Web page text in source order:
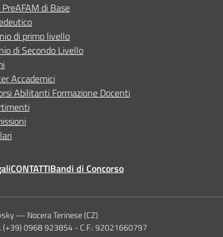
PreAFAM di Base
di primo livello
di Secondo Livello
Accademici
Abilitanti Formazione Docenti
CONTATTIBandi di Concorso
— Nocera Terinese (CZ)
(+39) 0968 923854 - C.F.: 92021660797